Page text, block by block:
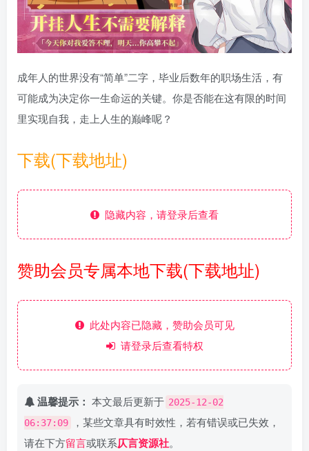
成年人的世界没有“简单”二字，毕业后数年的职场生活，有
可能成为决定你一生命运的关键。你是否能在这有限的时间
里实现自我，走上人生的巅峰呢？
下载(下载地址)
隐藏内容，请登录后查看
赞助会员专属本地下载(下载地址)
此处内容已隐藏，赞助会员可见
请登录后查看特权
温馨提示： 本文最后更新于 2025-12-02
06:37:09
，某些文章具有时效性，若有错误或已失效，
请在下方留言或联系仄言资源社。